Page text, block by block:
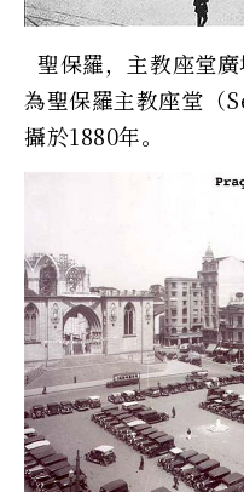
聖保羅，主教座堂
為聖保羅主教座堂（
攝於1880年。